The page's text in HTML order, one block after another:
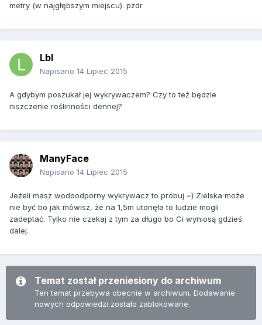
metry (w najgłębszym miejscu). pzdr
Lbl
Napisano 14 Lipiec 2015
A gdybym poszukał jej wykrywaczem? Czy to też będzie
niszczenie roślinności dennej?
ManyFace
Napisano 14 Lipiec 2015
Jeżeli masz wodoodporny wykrywacz to próbuj =) Zielska może
nie być bo jak mówisz, że na 1,5m utonęła to ludzie mogli
zadeptać. Tylko nie czekaj z tym za długo bo Ci wyniosą gdzieś
dalej.
Temat został przeniesiony do archiwum
Ten temat przebywa obecnie w archiwum. Dodawanie
nowych odpowiedzi zostało zablokowane.